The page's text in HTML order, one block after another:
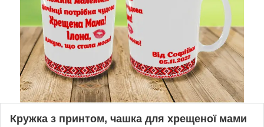
Кружка з принтом, чашка для хрещеної мами